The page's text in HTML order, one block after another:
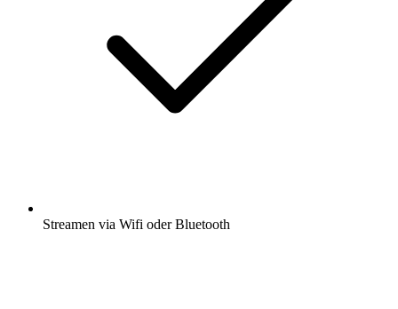
Streamen via Wifi oder Bluetooth